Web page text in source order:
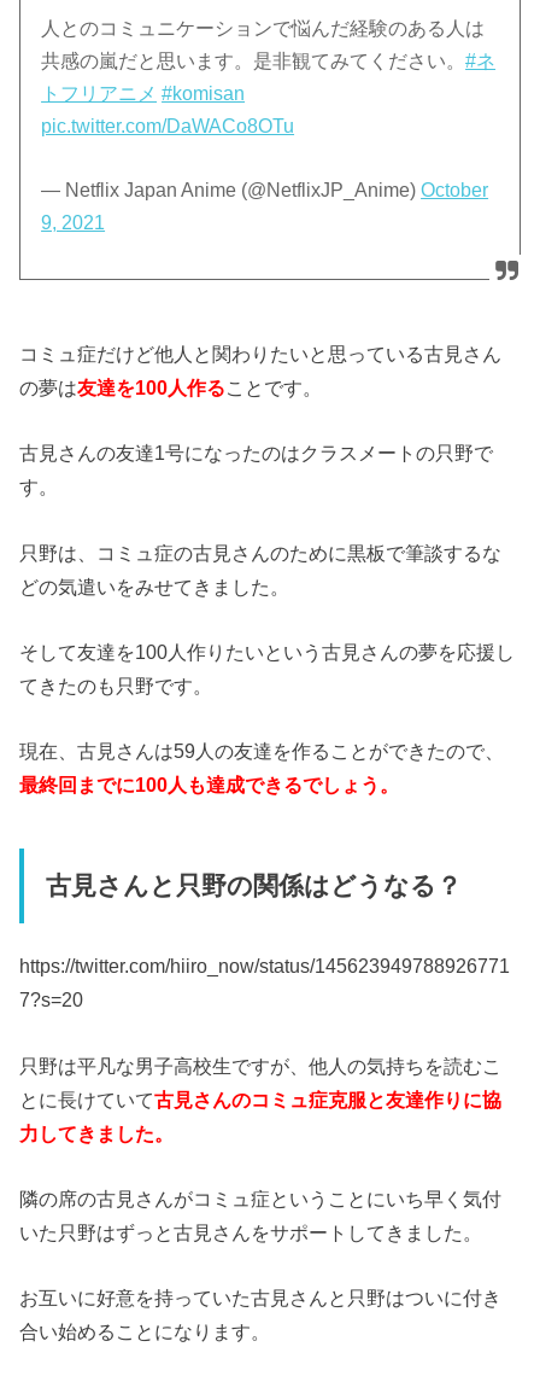
人とのコミュニケーションで悩んだ経験のある人は
共感の嵐だと思います。是非観てみてください。#ネ
トフリアニメ #komisan
pic.twitter.com/DaWACo8OTu
— Netflix Japan Anime (@NetflixJP_Anime)October
9, 2021
コミュ症だけど他人と関わりたいと思っている古見さん
の夢は友達を100人作ることです。
古見さんの友達1号になったのはクラスメートの只野で
す。
只野は、コミュ症の古見さんのために黒板で筆談するな
どの気遣いをみせてきました。
そして友達を100人作りたいという古見さんの夢を応援し
てきたのも只野です。
現在、古見さんは59人の友達を作ることができたので、
最終回までに100人も達成できるでしょう。
古見さんと只野の関係はどうなる？
https://twitter.com/hiiro_now/status/145623949788926771
7?s=20
只野は平凡な男子高校生ですが、他人の気持ちを読むこ
とに長けていて古見さんのコミュ症克服と友達作りに協
力してきました。
隣の席の古見さんがコミュ症ということにいち早く気付
いた只野はずっと古見さんをサポートしてきました。
お互いに好意を持っていた古見さんと只野はついに付き
合い始めることになります。